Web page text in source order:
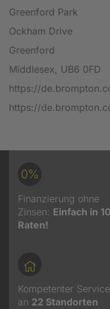
Greenford Park
Ockham Drive
Greenford
Middlesex, UB6 0FD
https://
https://
0%
Finanzierung ohne
Zinsen: Einfach in 10
Raten!
Kompetenter Service
an 22 Standorten